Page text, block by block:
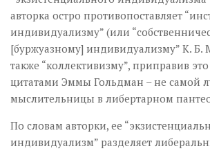
авторка остро противопоставляет
индивидуализму” (или
[буржуазному] индивидуализму” К. Б.
также “коллективизму”, приправив
цитатами Эммы Гольдман – не самой
мыслительницы в либертарном
По словам авторки, ее
индивидуализм” разделяет